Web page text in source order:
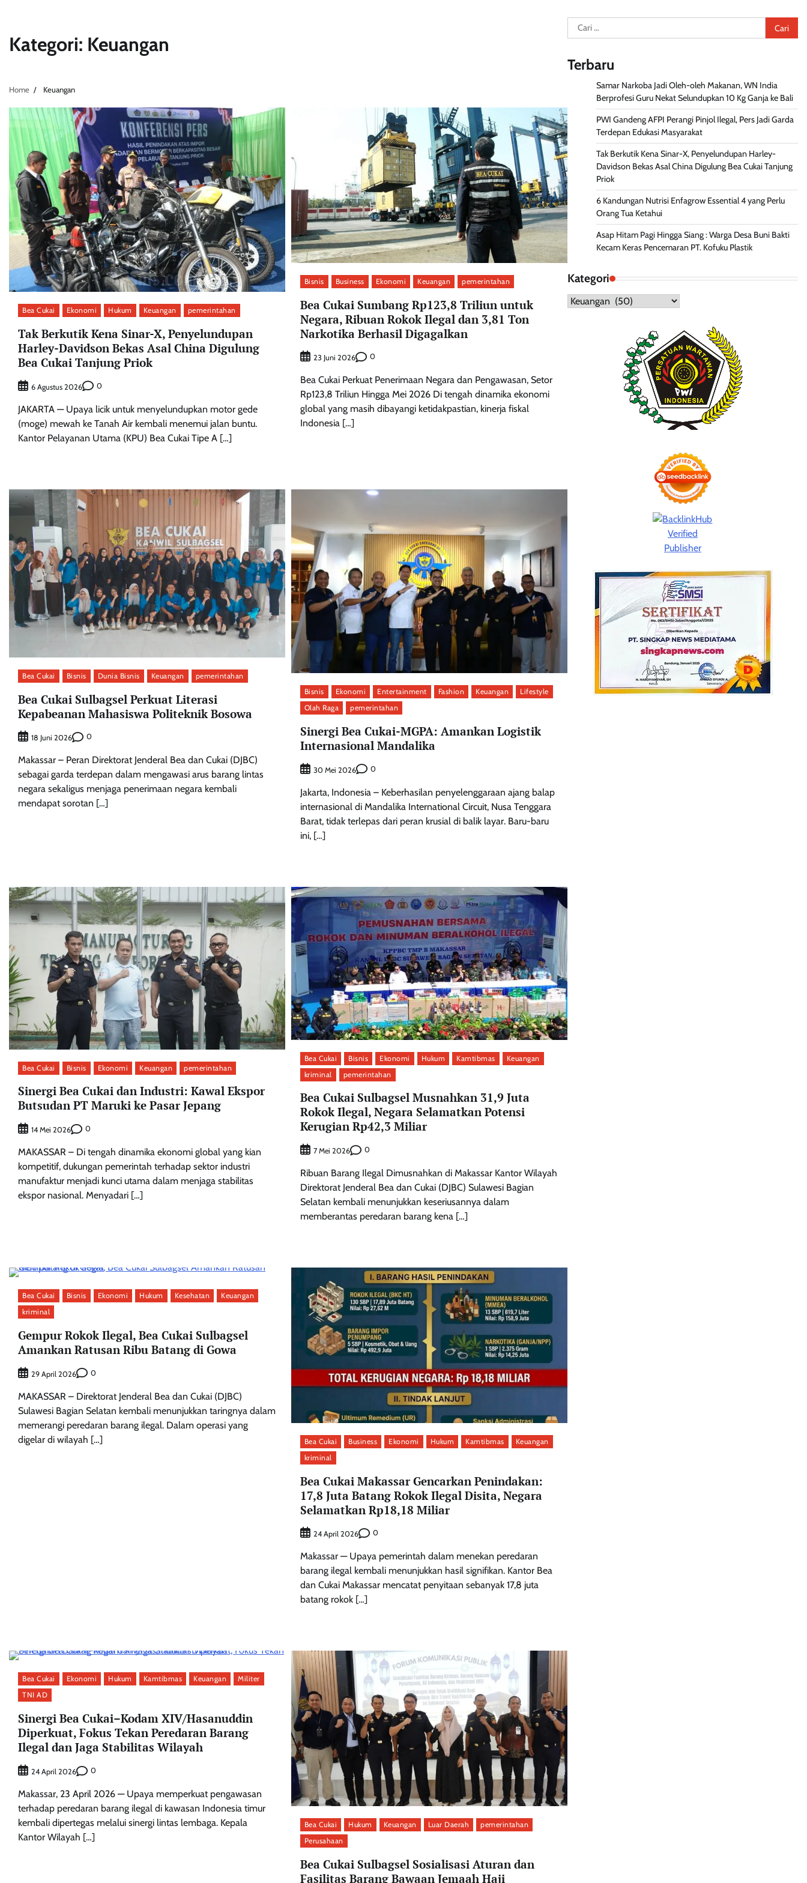
Kategori: Keuangan
Home Keuangan
Bea Cukai Ekonomi Hukum Keuangan pemerintahan
Tak Berkutik Kena Sinar-X, Penyelundupan
Harley-Davidson Bekas Asal China Digulung
Bea Cukai Tanjung Priok
6 Agustus 2026 0
JAKARTA — Upaya licik untuk menyelundupkan motor gede
(moge) mewah ke Tanah Air kembali menemui jalan buntu.
Kantor Pelayanan Utama (KPU) Bea Cukai Tipe A […]
Bisnis Business Ekonomi Keuangan pemerintahan
Bea Cukai Sumbang Rp123,8 Triliun untuk
Negara, Ribuan Rokok Ilegal dan 3,81 Ton
Narkotika Berhasil Digagalkan
23 Juni 2026 0
Bea Cukai Perkuat Penerimaan Negara dan Pengawasan, Setor
Rp123,8 Triliun Hingga Mei 2026 Di tengah dinamika ekonomi
global yang masih dibayangi ketidakpastian, kinerja fiskal
Indonesia […]
Bea Cukai Bisnis Dunia Bisnis Keuangan pemerintahan
Bea Cukai Sulbagsel Perkuat Literasi
Kepabeanan Mahasiswa Politeknik Bosowa
18 Juni 2026 0
Makassar – Peran Direktorat Jenderal Bea dan Cukai (DJBC)
sebagai garda terdepan dalam mengawasi arus barang lintas
negara sekaligus menjaga penerimaan negara kembali
mendapat sorotan […]
Bisnis Ekonomi Entertainment Fashion Keuangan
Lifestyle
Olah Raga
pemerintahan
Sinergi Bea Cukai-MGPA: Amankan Logistik
Internasional Mandalika
30 Mei 2026 0
Jakarta, Indonesia – Keberhasilan penyelenggaraan ajang balap
internasional di Mandalika International Circuit, Nusa Tenggara
Barat, tidak terlepas dari peran krusial di balik layar. Baru-baru
ini, […]
Bea Cukai Bisnis Ekonomi Keuangan pemerintahan
Sinergi Bea Cukai dan Industri: Kawal Ekspor
Butsudan PT Maruki ke Pasar Jepang
14 Mei 2026 0
MAKASSAR – Di tengah dinamika ekonomi global yang kian
kompetitif, dukungan pemerintah terhadap sektor industri
manufaktur menjadi kunci utama dalam menjaga stabilitas
ekspor nasional. Menyadari […]
Bea Cukai Bisnis Ekonomi Hukum Kamtibmas
Keuangan
kriminal
pemerintahan
Bea Cukai Sulbagsel Musnahkan 31,9 Juta
Rokok Ilegal, Negara Selamatkan Potensi
Kerugian Rp42,3 Miliar
7 Mei 2026 0
Ribuan Barang Ilegal Dimusnahkan di Makassar Kantor Wilayah
Direktorat Jenderal Bea dan Cukai (DJBC) Sulawesi Bagian
Selatan kembali menunjukkan keseriusannya dalam
memberantas peredaran barang kena […]
Bea Cukai Bisnis Ekonomi Hukum Kesehatan
Keuangan
kriminal
Gempur Rokok Ilegal, Bea Cukai Sulbagsel
Amankan Ratusan Ribu Batang di Gowa
29 April 2026 0
MAKASSAR – Direktorat Jenderal Bea dan Cukai (DJBC)
Sulawesi Bagian Selatan kembali menunjukkan taringnya dalam
memerangi peredaran barang ilegal. Dalam operasi yang
digelar di wilayah […]
Bea Cukai Business Ekonomi Hukum Kamtibmas
Keuangan
kriminal
Bea Cukai Makassar Gencarkan Penindakan:
17,8 Juta Batang Rokok Ilegal Disita, Negara
Selamatkan Rp18,18 Miliar
24 April 2026 0
Makassar — Upaya pemerintah dalam menekan peredaran
barang ilegal kembali menunjukkan hasil signifikan. Kantor Bea
dan Cukai Makassar mencatat penyitaan sebanyak 17,8 juta
batang rokok […]
Bea Cukai Ekonomi Hukum Kamtibmas Keuangan
Militer
TNI AD
Sinergi Bea Cukai–Kodam XIV/Hasanuddin
Diperkuat, Fokus Tekan Peredaran Barang
Ilegal dan Jaga Stabilitas Wilayah
24 April 2026 0
Makassar, 23 April 2026 — Upaya memperkuat pengawasan
terhadap peredaran barang ilegal di kawasan Indonesia timur
kembali dipertegas melalui sinergi lintas lembaga. Kepala
Kantor Wilayah […]
Bea Cukai Hukum Keuangan Luar Daerah
pemerintahan
Perusahaan
Bea Cukai Sulbagsel Sosialisasi Aturan dan
Fasilitas Barang Bawaan Jemaah Haji
Cari
untuk:
Terbaru
Samar Narkoba Jadi Oleh-oleh Makanan, WN India
Berprofesi Guru Nekat Selundupkan 10 Kg Ganja ke Bali
PWI Gandeng AFPI Perangi Pinjol Ilegal, Pers Jadi Garda
Terdepan Edukasi Masyarakat
Tak Berkutik Kena Sinar-X, Penyelundupan Harley-
Davidson Bekas Asal China Digulung Bea Cukai Tanjung
Priok
6 Kandungan Nutrisi Enfagrow Essential 4 yang Perlu
Orang Tua Ketahui
Asap Hitam Pagi Hingga Siang : Warga Desa Buni Bakti
Kecam Keras Pencemaran PT. Kofuku Plastik
Kategori
Kategori